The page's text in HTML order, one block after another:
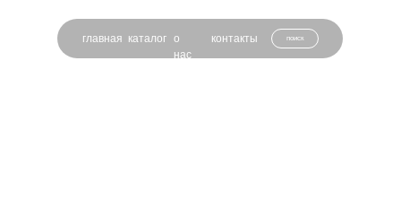
поиск
главная каталог о
нас
контакты